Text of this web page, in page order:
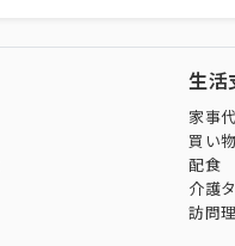
生活
家事
買い
配食
介護
訪問